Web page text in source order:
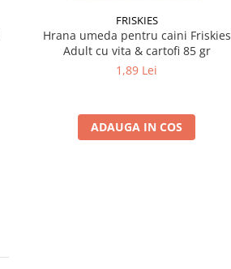
FRISKIES
Hrana umeda pentru caini Friskies
Adult cu vita & cartofi 85 gr
1,89 Lei
ADAUGA IN COS